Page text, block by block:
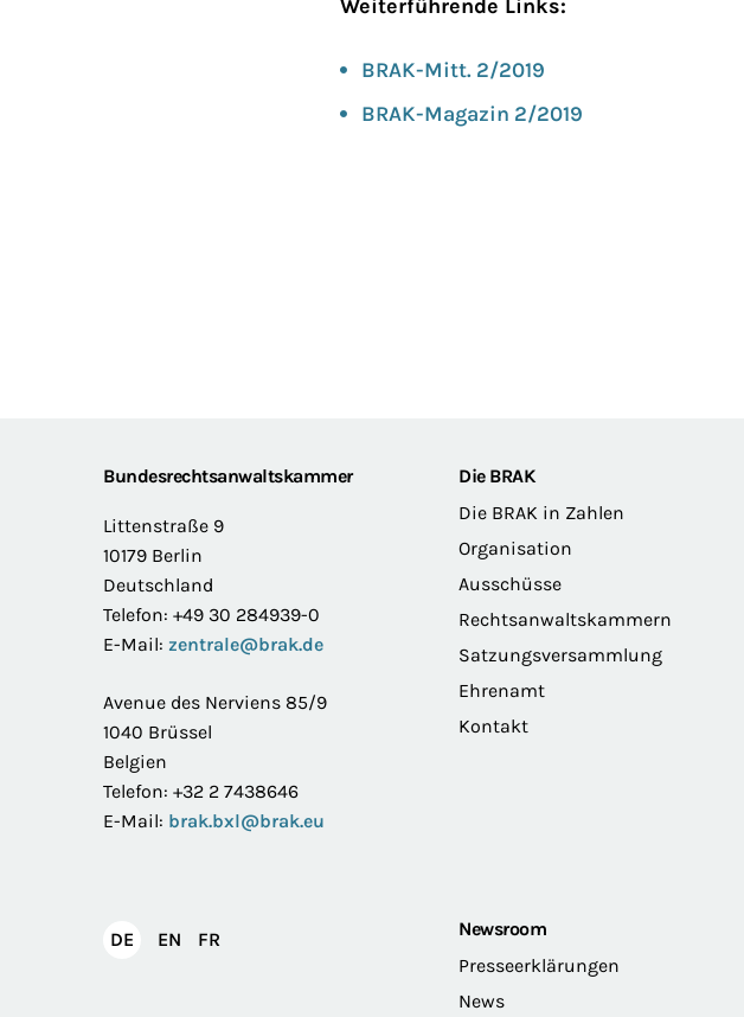
Weiterführende Links:
BRAK-Mitt. 2/2019
BRAK-Magazin 2/2019
FooterBundesrechtsanwaltskammer
Littenstraße 9
10179 Berlin
Deutschland
Telefon: +49 30 284939-0
E-Mail: zentrale@brak.de
Avenue des Nerviens 85/9
1040 Brüssel
Belgien
Telefon: +32 2 7438646
E-Mail: brak.bxl@brak.eu
Die BRAK
Die BRAK in Zahlen
Organisation
Ausschüsse
Rechtsanwaltskammern
Satzungsversammlung
Ehrenamt
Kontakt
DEDeutsch
EN English
FR
Newsroom
Presseerklärungen
News